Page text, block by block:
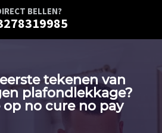
BELLEN?
tekenen van
plafondlekkage?
no cure no pay